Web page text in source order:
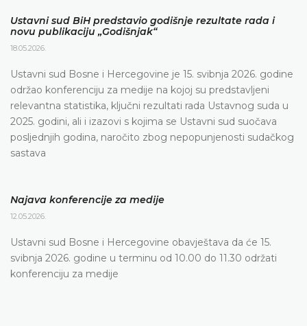
Ustavni sud BiH predstavio godišnje rezultate rada i
novu publikaciju „Godišnjak“
18.05.2026.
Ustavni sud Bosne i Hercegovine je 15. svibnja 2026. godine
održao konferenciju za medije na kojoj su predstavljeni
relevantna statistika, ključni rezultati rada Ustavnog suda u
2025. godini, ali i izazovi s kojima se Ustavni sud suočava
posljednjih godina, naročito zbog nepopunjenosti sudačkog
sastava
Najava konferencije za medije
12.05.2026.
Ustavni sud Bosne i Hercegovine obavještava da će 15.
svibnja 2026. godine u terminu od 10.00 do 11.30 održati
konferenciju za medije